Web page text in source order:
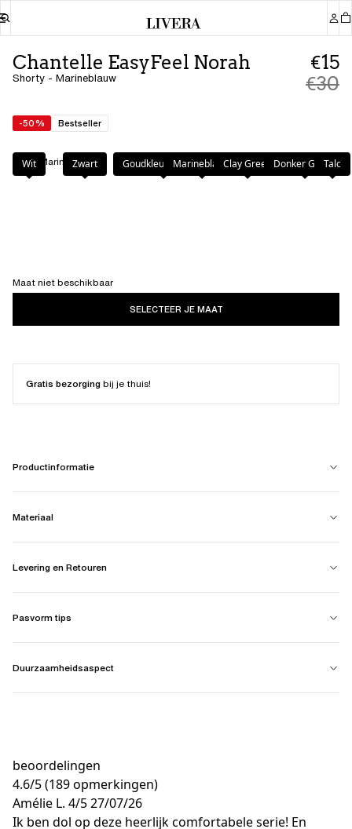
Chantelle EasyFeel Norah
Shorty - Marineblauw
€15
€30
-50% Bestseller
Kleur: Marineblauw
Wit Zwart Goudkleurig Beige
MarineblauwClay Green Donker Groen
Talc
Maat niet beschikbaar
SELECTEER JE MAAT
Gratis bezorgingbij je thuis!
Productinformatie
Materiaal
Levering en Retouren
Pasvorm tips
Duurzaamheidsaspect
beoordelingen
4.6/5(189 opmerkingen)
Amélie L. 4/527/07/26
Ik ben dol op deze heerlijk comfortabele serie! En